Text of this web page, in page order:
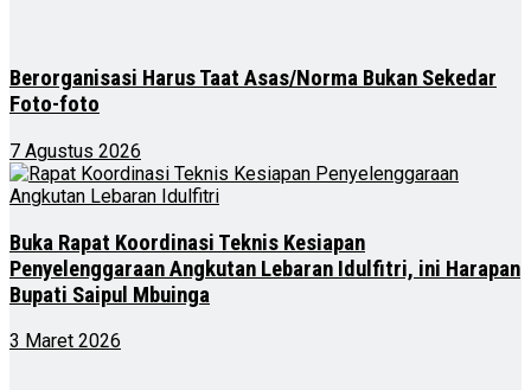
Berorganisasi Harus Taat Asas/Norma Bukan Sekedar
Foto-foto
7 Agustus 2026
Buka Rapat Koordinasi Teknis Kesiapan
Penyelenggaraan Angkutan Lebaran Idulfitri, ini Harapan
Bupati Saipul Mbuinga
3 Maret 2026